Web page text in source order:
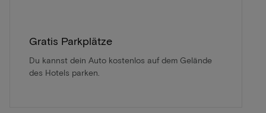
Gratis Parkplätze
Du kannst dein Auto kostenlos auf dem Gelände
des Hotels parken.